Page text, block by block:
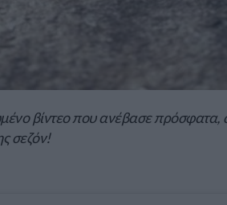
βίντεο που ανέβασε πρόσφατα,
σεζόν!